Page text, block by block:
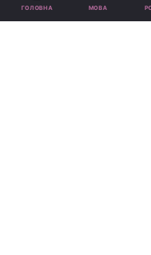
ГОЛОВНА МОВА